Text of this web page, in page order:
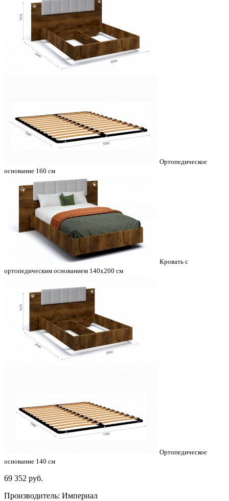
Ортопедическое
основание 160 см
Кровать с
ортопедическим основанием 140х200 см
Ортопедическое
основание 140 см
69 352 руб.
Производитель: Империал